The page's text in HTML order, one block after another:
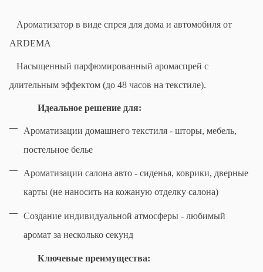
Ароматизатор в виде спрея для дома и автомобиля от
ARDEMA
Насыщенный парфюмированный аромаспрей с
длительным эффектом (до 48 часов на текстиле).
Идеальное решение для:
Ароматизации домашнего текстиля - шторы, мебель,
постельное белье
Ароматизации салона авто - сиденья, коврики, дверные
карты (не наносить на кожаную отделку салона)
Создание индивидуальной атмосферы - любимый
аромат за несколько секунд
Ключевые преимущества: